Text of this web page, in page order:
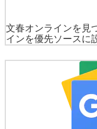
文春オンラインを見
インを優先ソースに